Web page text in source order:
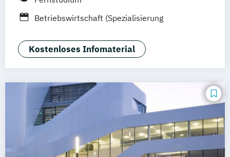
Mannheim Wertheim Wien
Frankfurt am Main Hamm
Betriebswirtschaft (Spezialisierung
Kostenloses Infomaterial